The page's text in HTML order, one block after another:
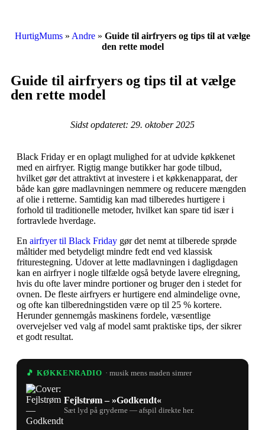
HurtigMums » Andre » Guide til airfryers og tips til at vælge
den rette model
Guide til airfryers og tips til at vælge
den rette model
Sidst opdateret: 29. oktober 2025
Black Friday er en oplagt mulighed for at udvide køkkenet
med en airfryer. Rigtig mange butikker har gode tilbud,
hvilket gør det attraktivt at investere i et køkkenapparat, der
både kan gøre madlavningen nemmere og reducere mængden
af olie i retterne. Samtidig kan mad tilberedes hurtigere i
forhold til traditionelle metoder, hvilket kan spare tid især i
fortravlede hverdage.
En airfryer til Black Friday gør det nemt at tilberede sprøde
måltider med betydeligt mindre fedt end ved klassisk
friturestegning. Udover at lette madlavningen i dagligdagen
kan en airfryer i nogle tilfælde også betyde lavere elregning,
hvis du ofte laver mindre portioner og bruger den i stedet for
ovnen. De fleste airfryers er hurtigere end almindelige ovne,
og ofte kan tilberedningstiden være op til 25 % kortere.
Herunder gennemgås maskinens fordele, væsentlige
overvejelser ved valg af model samt praktiske tips, der sikrer
et godt resultat.
🎵 KØKKENRADIO · musik mens maden simrer
Fejlstrøm – »Godkendt«
Sæt lyd på gryderne — afspil direkte her.